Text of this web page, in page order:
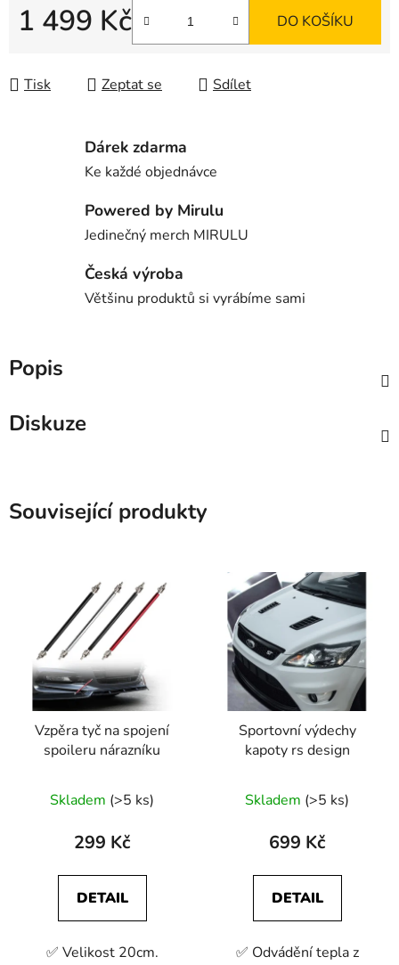
1 499 Kč DO KOŠÍKU
Tisk Zeptat se Sdílet
Dárek zdarma
Ke každé objednávce
Powered by Mirulu
Jedinečný merch MIRULU
Česká výroba
Většinu produktů si vyrábíme sami
Popis
Diskuze
Související produkty
Vzpěra tyč na spojení
spoileru nárazníku
Skladem (>5 ks)
299 Kč
DETAIL
✅ Velikost 20cm.
Sportovní výdechy
kapoty rs design
Skladem (>5 ks)
699 Kč
DETAIL
✅ Odvádění tepla z